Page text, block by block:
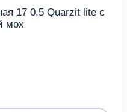
17 0,5 Quarzit lite с
мох